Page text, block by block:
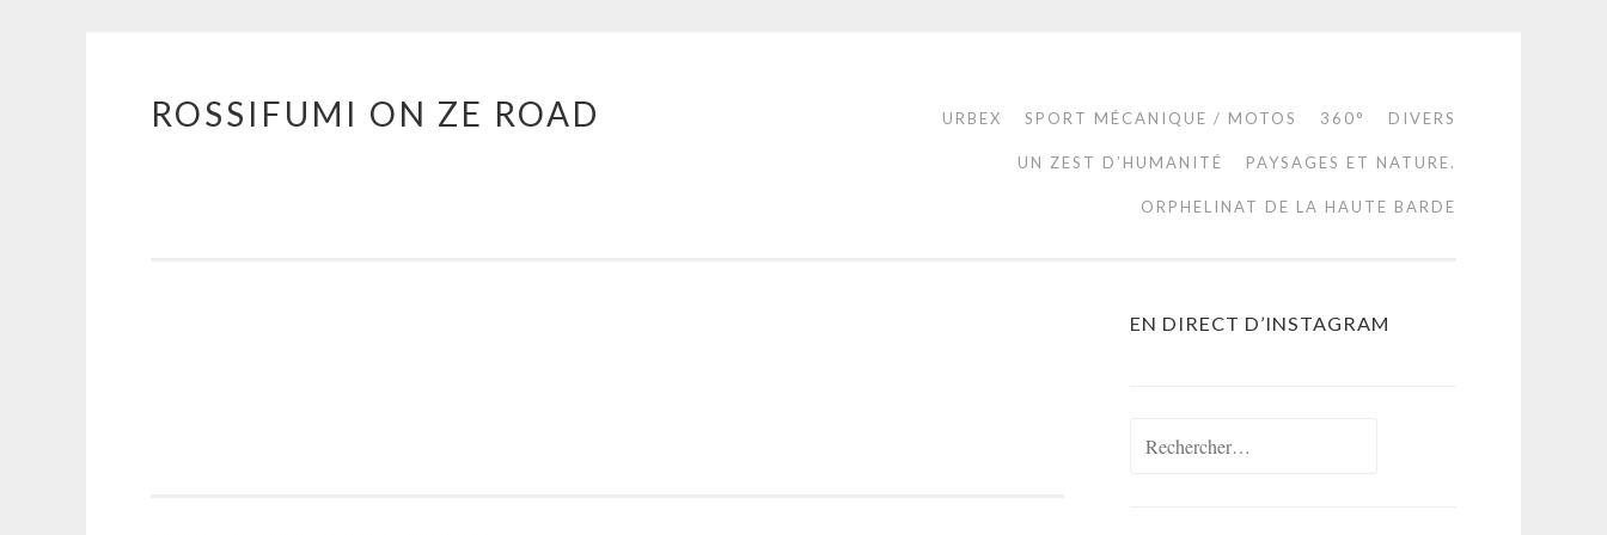
Aller
ROSSIFUMI ON ZE ROAD URBEX SPORT MÉCANIQUE / MOTOS 360° DIVERS
UN ZEST D’HUMANITÉ PAYSAGES ET NATURE.
ORPHELINAT DE LA HAUTE BARDE
EN DIRECT D’INSTAGRAM